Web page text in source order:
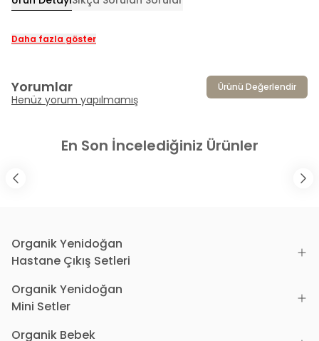
Daha fazla göster
Yorumlar Ürünü Değerlendir
Henüz yorum yapılmamış
En Son İncelediğiniz Ürünler
Organik Yenidoğan
Hastane Çıkış Setleri
Organik Yenidoğan
Mini Setler
Organik Bebek